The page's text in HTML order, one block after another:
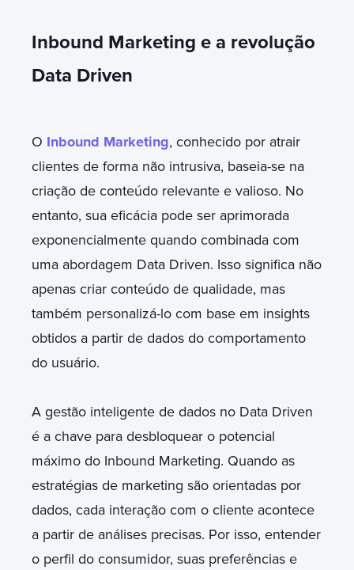
Inbound Marketing e a revolução
Data Driven
O Inbound Marketing, conhecido por atrair
clientes de forma não intrusiva, baseia-se na
criação de conteúdo relevante e valioso. No
entanto, sua eficácia pode ser aprimorada
exponencialmente quando combinada com
uma abordagem Data Driven. Isso significa não
apenas criar conteúdo de qualidade, mas
também personalizá-lo com base em insights
obtidos a partir de dados do comportamento
do usuário.
A gestão inteligente de dados no Data Driven
é a chave para desbloquear o potencial
máximo do Inbound Marketing. Quando as
estratégias de marketing são orientadas por
dados, cada interação com o cliente acontece
a partir de análises precisas. Por isso, entender
o perfil do consumidor, suas preferências e